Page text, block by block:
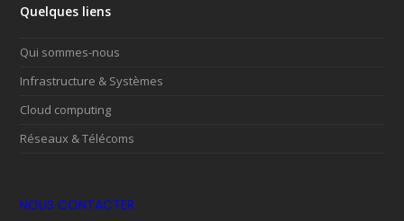
Quelques liens
Qui sommes-nous
Infrastructure & Systèmes
Cloud computing
Réseaux & Télécoms
NOUS CONTACTER